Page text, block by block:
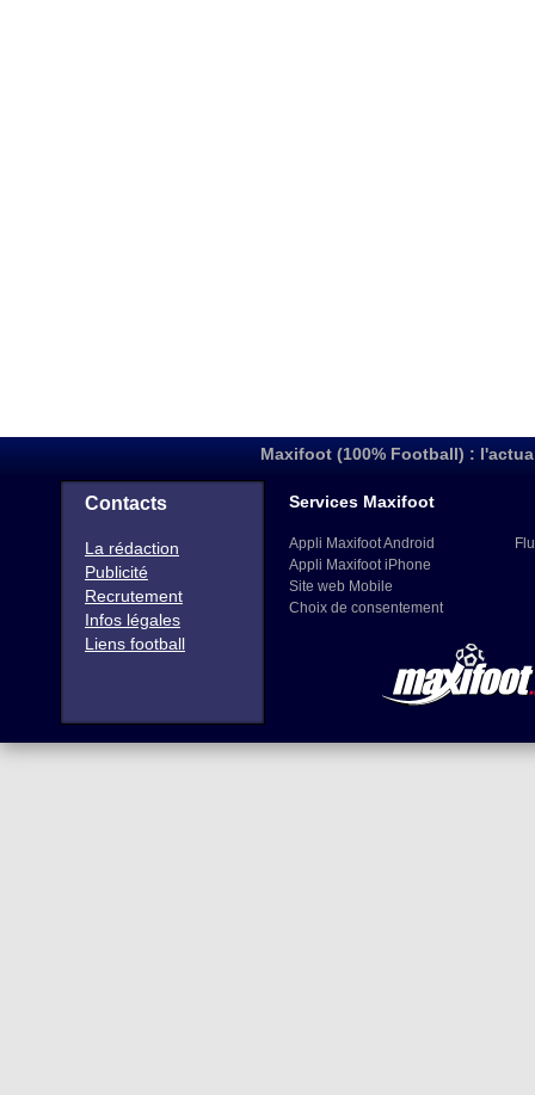
Maxifoot (100% Football) :
Contacts
La rédaction
Publicité
Recrutement
Infos légales
Liens football
Services Maxifoot
Appli Maxifoot Android
Appli Maxifoot iPhone
Site web Mobile
Choix de consentement